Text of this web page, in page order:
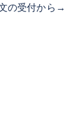
の受付から→